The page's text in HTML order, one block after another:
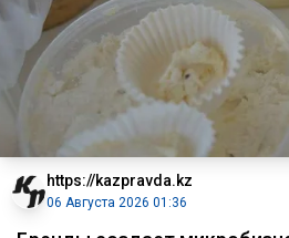
https://kazpravda.kz
06 Августа 2026 01:36